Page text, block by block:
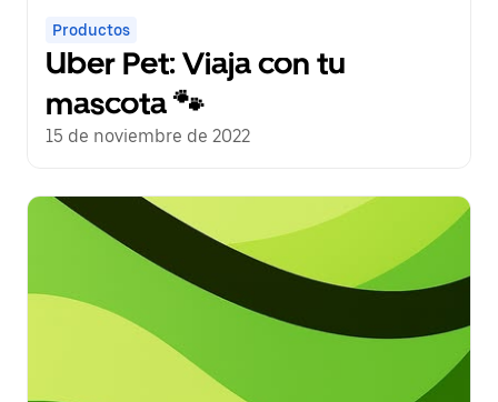
Productos
Uber Pet: Viaja con tu
mascota 🐾
15 de noviembre de 2022